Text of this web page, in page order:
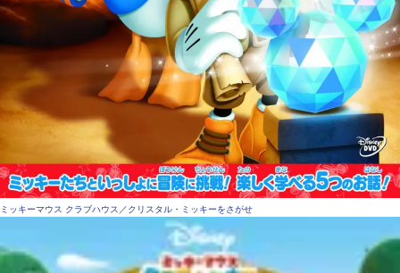
ミッキーマウス クラブハウス／クリスタル・ミッキーをさがせ